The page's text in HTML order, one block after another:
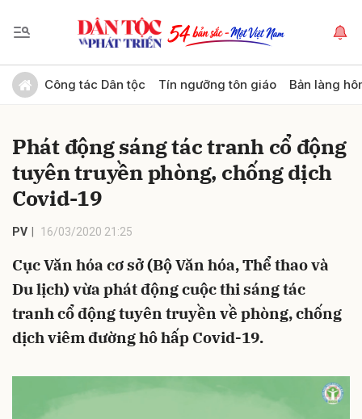
Công tác Dân tộc Tín ngưỡng tôn giáo Bản làng
Phát động sáng tác tranh cổ động
tuyên truyền phòng, chống dịch
Covid-19
PV 16/03/2020 21:25
Cục Văn hóa cơ sở (Bộ Văn hóa, Thể thao và
Du lịch) vừa phát động cuộc thi sáng tác
tranh cổ động tuyên truyền về phòng, chống
dịch viêm đường hô hấp Covid-19.
Gửi bình luận